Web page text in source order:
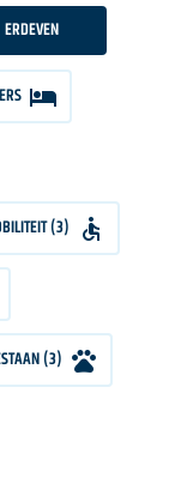
ERDEVEN
(3)
(3)